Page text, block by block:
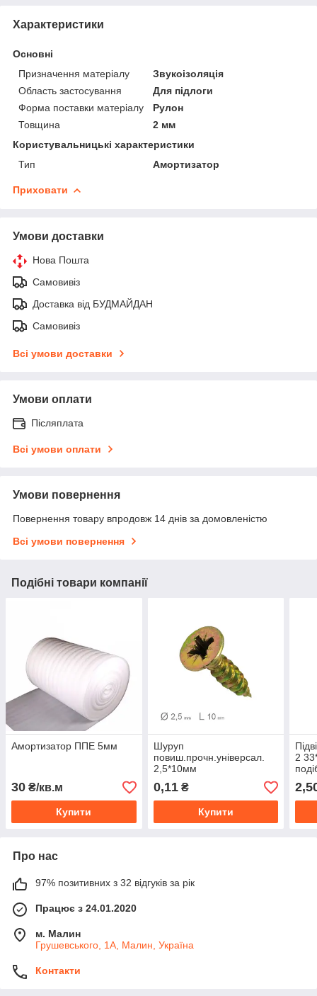
Характеристики
Основні
Призначення матеріалу
Звукоізоляція
Область застосування
Для підлоги
Форма поставки матеріалу
Рулон
Товщина
2 мм
Користувальницькі характеристики
Тип
Амортизатор
Приховати
Умови доставки
Нова Пошта
Самовивіз
Доставка від БУДМАЙДАН
Самовивіз
Всі умови доставки
Умови оплати
Післяплата
Всі умови оплати
Умови повернення
Повернення товару впродовж 14 днів за домовленістю
Всі умови повернення
Подібні товари компанії
Амортизатор ППЕ 5мм
30 ₴/кв.м
Купити
Шуруп
повиш.прочн.універсал.
2,5*10мм
0,11₴
Купити
2
Про нас
97% позитивних з 32 відгуків за рік
Працює з 24.01.2020
м. Малин
Грушевського, 1А, Малин, Україна
Контакти